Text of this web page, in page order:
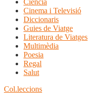
Ciència
Cinema i Televisió
Diccionaris
Guies de Viatge
Literatura de Viatges
Multimèdia
Poesia
Regal
Salut
Col.leccions